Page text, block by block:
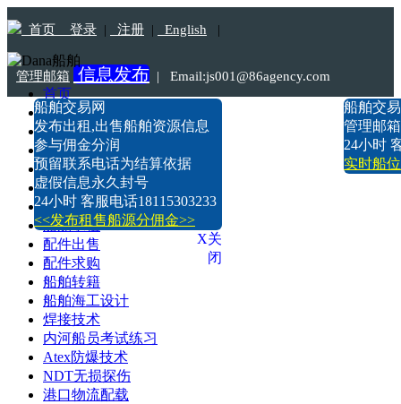
首页 登录 | 注册 | English |
管理邮箱 信息发布 | Email:js001@86agency.com
Tel:18115303233
首页
船舶转港·过户
船舶坞检·坞修·油漆
船价估算
船舶出售
船舶求购
船舶出租
船舶求租
配件出售
配件求购
船舶转籍
船舶海工设计
焊接技术
内河船员考试练习
Atex防爆技术
NDT无损探伤
港口物流配载
船舶交易网
发布出租,出售船舶资源信息
参与佣金分润
预留联系电话为结算依据
虚假信息永久封号
24小时 客服电话18115303233
<<发布租售船源分佣金>>
X关
闭
船舶交
管理邮箱
24小时
实时船